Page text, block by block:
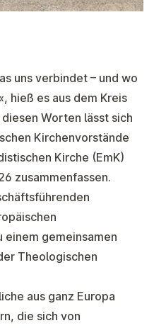
uns verbindet – und wo
hieß es aus dem Kreis
Worten lässt sich
Kirchenvorstände
Kirche (EmK)
zusammenfassen.
einem gemeinsamen
Theologischen
aus ganz Europa
die sich von